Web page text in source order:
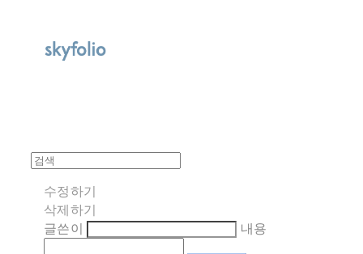
수정하기
삭제하기
글쓴이
내용